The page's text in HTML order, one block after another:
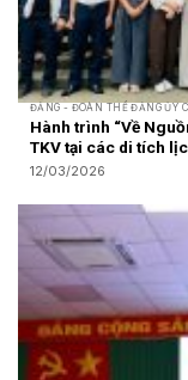
ĐẢNG - ĐOÀN THỂ ĐẢNG ỦY
Hành trình “Về
TKV tại các di tích
12/03/2026